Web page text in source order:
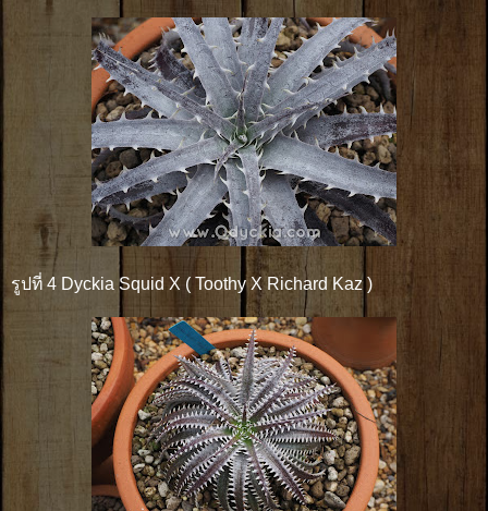
รูปที่ 4 Dyckia Squid X ( Toothy X Richard Kaz )